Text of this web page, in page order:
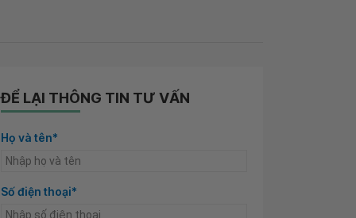
ĐỂ LẠI THÔNG TIN TƯ VẤN
Họ và tên*
Số điện thoại*